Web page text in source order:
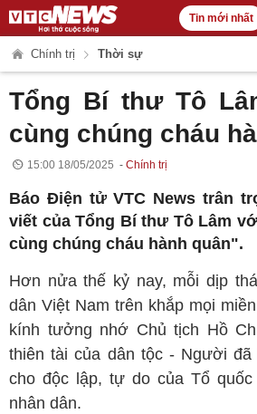
Tin mới nhất
Chính trị Thời sự
Tổng Bí thư Tô
cùng chúng cháu
15:00 18/05/2025 Chính trị
Báo Điện tử VTC News trân
viết của Tổng Bí thư Tô Lâm
cùng chúng cháu hành quân".
Hơn nửa thế kỷ nay, mỗi dịp
dân Việt Nam trên khắp mọi
kính tưởng nhớ Chủ tịch Hồ
thiên tài của dân tộc - Người
cho độc lập, tự do của Tổ
nhân dân.